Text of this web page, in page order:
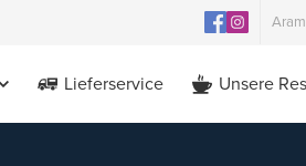
Lieferservice Unsere